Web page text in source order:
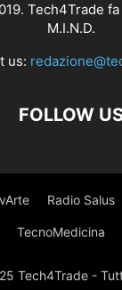
Tech4Trade
M.I.N.D.
us:
FOLLOW
Radio Salus
TecnoMedicina
Tech4Trade -